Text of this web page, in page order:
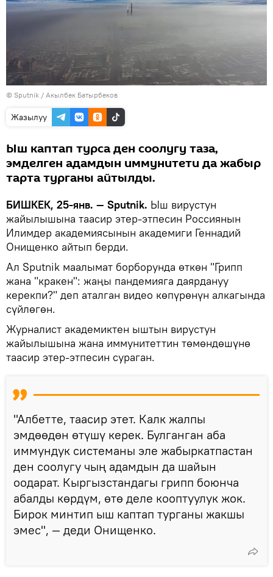
© Sputnik / Акылбек Батырбеков
Жазылуу
Ыш каптап турса ден соолугу таза,
эмделген адамдын иммунитети да жабыр
тарта турганы айтылды.
БИШКЕК, 25-янв. — Sputnik. Ыш вирустун
жайылышына таасир этер-этпесин Россиянын
Илимдер академиясынын академиги Геннадий
Онищенко айтып берди.
Ал Sputnik маалымат борборунда өткөн "Грипп
жана "кракен": жаңы пандемияга даярдануу
керекпи?" деп аталган видео көпүрөнүн алкагында
сүйлөгөн.
Журналист академиктен ыштын вирустун
жайылышына жана иммунитеттин төмөндөшүнө
таасир этер-этпесин сураган.
"Албетте, таасир этет. Калк жалпы
эмдөөдөн өтүшү керек. Булганган аба
иммундук системаны эле жабыркатпастан
ден соолугу чың адамдын да шайын
оодарат. Кыргызстандагы грипп боюнча
абалды көрдүм, өтө деле кооптуулук жок.
Бирок минтип ыш каптап турганы жакшы
эмес", — деди Онищенко.